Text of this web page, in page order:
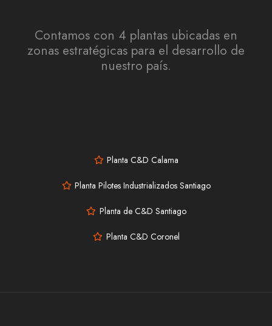
Contamos con 4 plantas ubicadas en
zonas estratégicas para el desarrollo de
nuestro país.
Planta C&D Calama
Planta Pilotes Industrializados Santiago
Planta de C&D Santiago
Planta C&D Coronel